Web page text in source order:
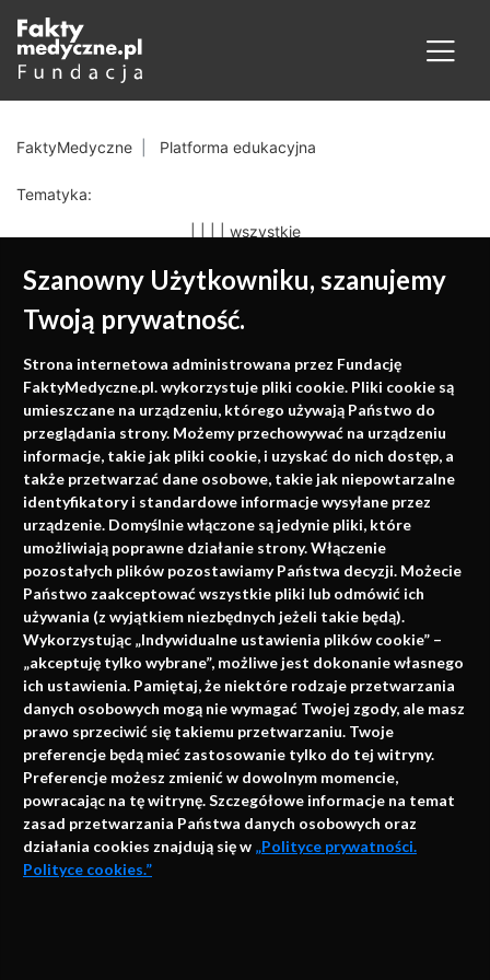
Szanowny Użytkowniku, szanujemy
Twoją prywatność.
Strona internetowa administrowana przez Fundację
FaktyMedyczne.pl. wykorzystuje pliki cookie. Pliki cookie są
umieszczane na urządzeniu, którego używają Państwo do
przeglądania strony. Możemy przechowywać na urządzeniu
informacje, takie jak pliki cookie, i uzyskać do nich dostęp, a
także przetwarzać dane osobowe, takie jak niepowtarzalne
identyfikatory i standardowe informacje wysyłane przez
urządzenie. Domyślnie włączone są jedynie pliki, które
umożliwiają poprawne działanie strony. Włączenie
pozostałych plików pozostawiamy Państwa decyzji. Możecie
Państwo zaakceptować wszystkie pliki lub odmówić ich
używania (z wyjątkiem niezbędnych jeżeli takie będą).
Wykorzystując „Indywidualne ustawienia plików cookie” –
„akceptuję tylko wybrane”, możliwe jest dokonanie własnego
ich ustawienia. Pamiętaj, że niektóre rodzaje przetwarzania
danych osobowych mogą nie wymagać Twojej zgody, ale masz
prawo sprzeciwić się takiemu przetwarzaniu. Twoje
preferencje będą mieć zastosowanie tylko do tej witryny.
Preferencje możesz zmienić w dowolnym momencie,
powracając na tę witrynę. Szczegółowe informacje na temat
zasad przetwarzania Państwa danych osobowych oraz
działania cookies znajdują się w „Polityce prywatności.
Polityce cookies.”
FaktyMedyczne Platforma edukacyjna
Tematyka:
wszystkie
Medycyna oparta na
faktach
Konferencje, szkolenia, e-learning, wydawnictwo
Napisz do nas
info@faktymedyczne.pl
ul. Towarowa 2
43-460 Wisła
Redakcja medyczna:
ul. Wolności 338b